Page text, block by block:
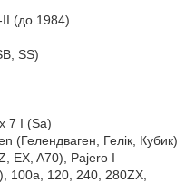
(до 1984)
SS)
7 I (Sa)
(Гелендваген, Гелік, Кубик)
EX, A70), Pajero I
100a, 120, 240, 280ZX,